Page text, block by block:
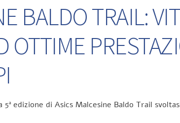
BALDO TRAIL:
OTTIME
edizione di Asics Malcesine Baldo Trail